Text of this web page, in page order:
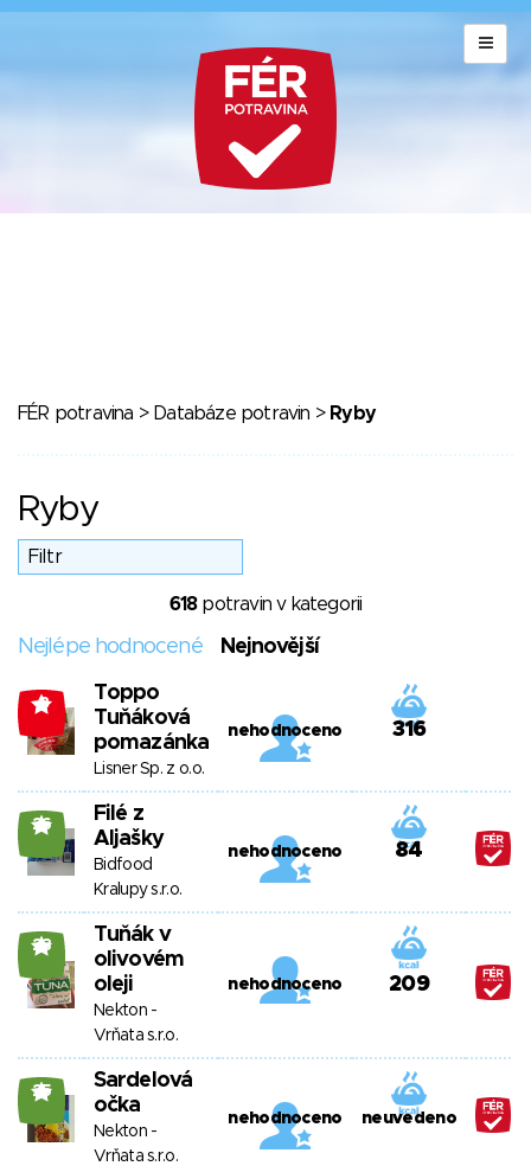
FÉR potravina > Databáze potravin > Ryby
Ryby
618potravin v kategorii
Nejlépe hodnocené Nejnovější
-3
Toppo
Tuňáková
pomazánka
Lisner Sp. z o.o.
nehodnoceno 316
26
Filé z
Aljašky
Bidfood
Kralupy s.r.o.
nehodnoceno 84
23
Tuňák v
olivovém
oleji
Nekton -
Vrňata s.r.o.
nehodnoceno 209
25
Sardelová
očka
Nekton -
Vrňata s.r.o.
nehodnoceno neuvedeno